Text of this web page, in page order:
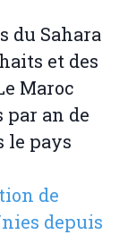
du Sahara
et des
Maroc
par an de
le pays
de
depuis